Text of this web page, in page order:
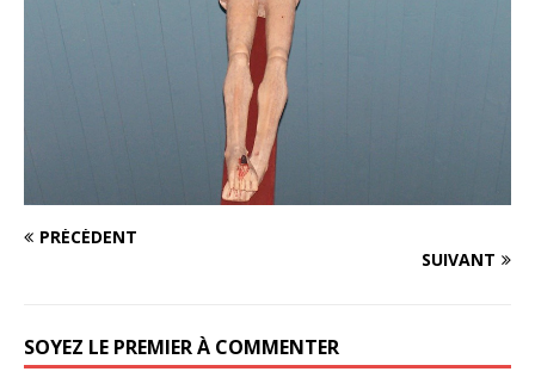
PRÉCÉDENT
SUIVANT
SOYEZ LE PREMIER À COMMENTER